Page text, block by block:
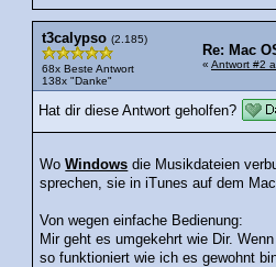
t3calypso (2.185)
68x Beste Antwort
138x "Danke"
Re: Mac
« Antwort #2
Hat dir diese Antwort geholfen?
WoWindows die Musikdateien
sprechen, sie in iTunes auf dem
Von wegen einfache Bedienung:
Mir geht es umgekehrt wie Dir.
so funktioniert wie ich es gewohnt